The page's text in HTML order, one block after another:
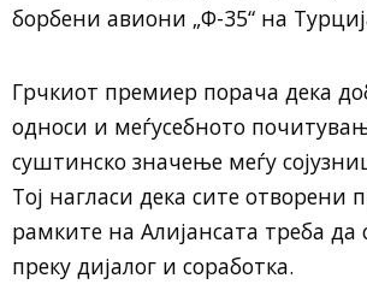
борбени авиони „Ф-35“ на
Грчкиот премиер порача дека
односи и меѓусебното
суштинско значење меѓу
Тој нагласи дека сите
рамките на Алијансата треба да
преку дијалог и соработка.